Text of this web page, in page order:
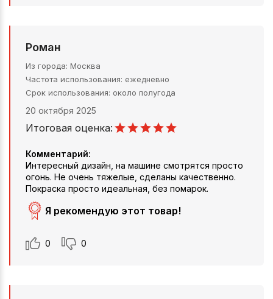
Роман
Из города Москва
Частота использования ежедневно
Срок использования около полугода
20 октября 2025
Итоговая оценка:
Комментарий:
Интересный дизайн, на машине смотрятся просто
огонь. Не очень тяжелые, сделаны качественно.
Покраска просто идеальная, без помарок.
Я рекомендую этот товар!
0 0